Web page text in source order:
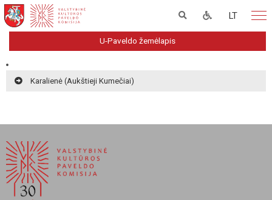
LT
U-Paveldo žemėlapis
Karalienė (Aukštieji Kumečiai)